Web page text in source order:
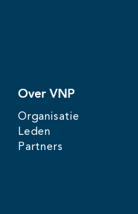
Over VNP
Organisatie
Leden
Partners